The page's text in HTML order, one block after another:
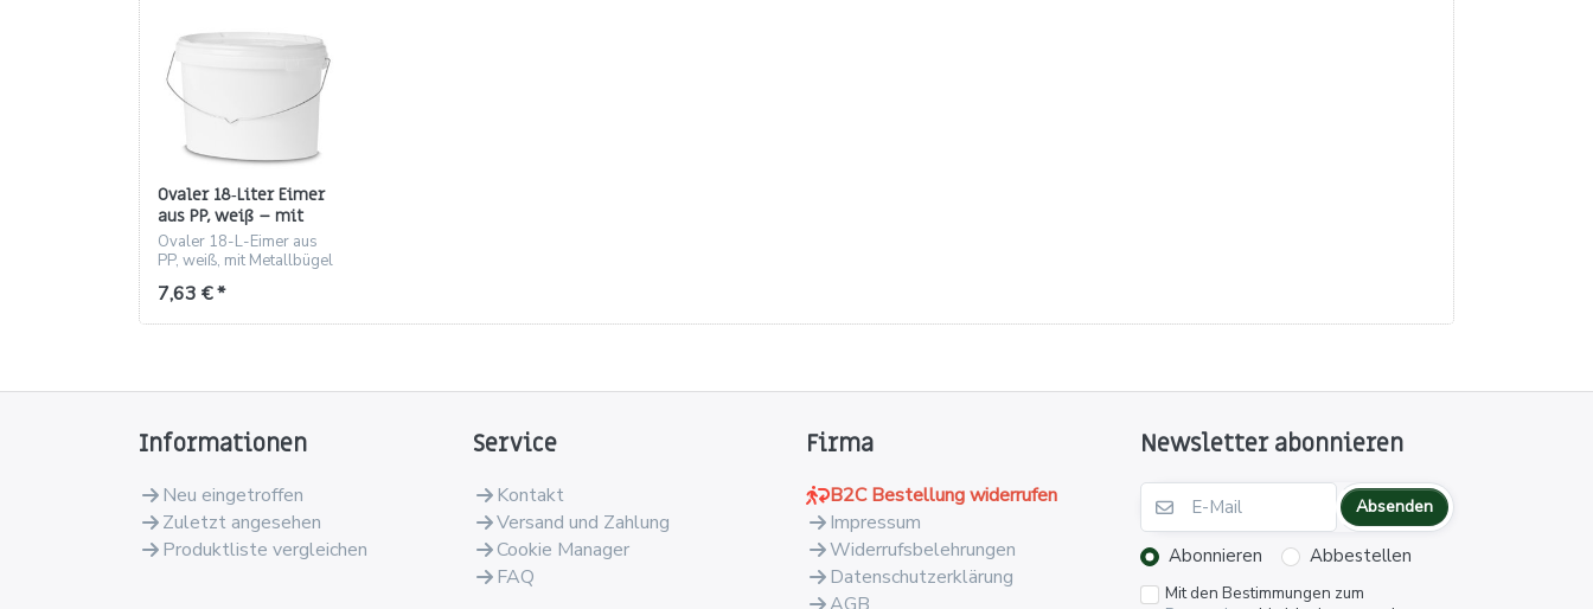
Ovaler 18‑Liter Eimer
aus PP, weiß – mit
Metallbügel
Ovaler 18-L-Eimer aus
PP, weiß, mit Metallbügel
Schnappdeckel
7,63 € *
Informationen
Neu eingetroffen
Zuletzt angesehen
Produktliste vergleichen
Service
Kontakt
Versand und Zahlung
Cookie Manager
FAQ
Firma
B2C Bestellung widerrufen
Impressum
Widerrufsbelehrungen
Datenschutzerklärung
Newsletter abonnieren
Absenden
Abonnieren Abbestellen
Mit den Bestimmungen zum